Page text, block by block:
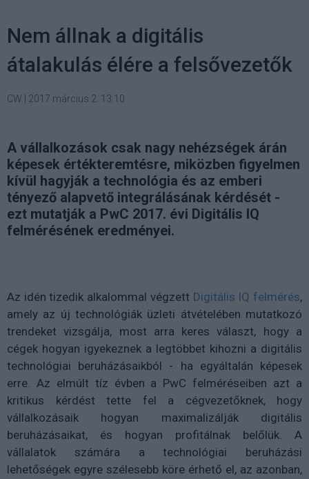
Nem állnak a digitális
átalakulás élére a felsővezetők
CW 2017 március 2. 13:10
A vállalkozások csak nagy nehézségek árán
képesek értékteremtésre, miközben figyelmen
kívül hagyják a technológia és az emberi
tényező alapvető integrálásának kérdését -
ezt mutatják a PwC 2017. évi Digitális IQ
felmérésének eredményei.
Az idén tizedik alkalommal végzett Digitális IQ felmérés,
amely az új technológiák üzleti átvételében mutatkozó
trendeket vizsgálja, most arra keres választ, hogy a
cégek hogyan igyekeznek a legtöbbet kihozni a digitális
technológiai beruházásaikból - ha egyáltalán képesek
erre. Az elmúlt tíz évben a PwC felméréseiben azt a
kritikus kérdést tette fel a cégvezetőknek, hogy
vállalkozásaik hogyan maximalizálják digitális
beruházásaikat, és hogyan profitálnak belőlük. A
vállalatok számára a technológiai beruházási
lehetőségek egyre szélesebb köre érhető el, az azonban,